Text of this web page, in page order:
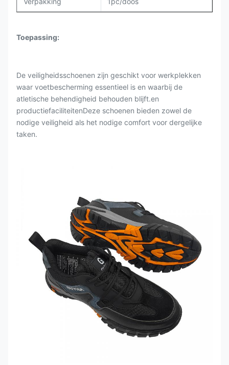
Toepassing:
De veiligheidsschoenen zijn geschikt voor werkplekken
waar voetbescherming essentieel is en waarbij de
atletische behendigheid behouden blijft.en
productiefaciliteitenDeze schoenen bieden zowel de
nodige veiligheid als het nodige comfort voor dergelijke
taken.